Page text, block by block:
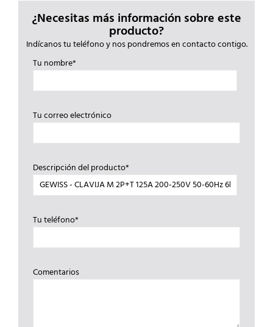
¿Necesitas más información sobre este
producto?
Indícanos tu teléfono y nos pondremos en contacto contigo.
Tu nombre*
Tu correo electrónico
Descripción del producto*
Tu teléfono*
Comentarios